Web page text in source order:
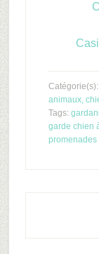
Catégorie(s):
animaux,
Tags:
garde chien
promenades